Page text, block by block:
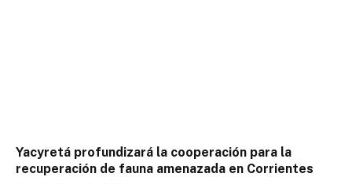
Yacyretá profundizará la cooperación para la
recuperación de fauna amenazada en Corrientes